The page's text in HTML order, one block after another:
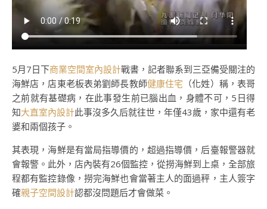
5月7日下商業空間室內設計戰書，記者聯系到三亞備受關注的
海鮮店，店東老板表弟劉師長教師健康住宅 （化姓）稱，表哥
之前就有基礎病，在此事發生前已腦出血，身體不可，5日得
知大直室內設計此事沒多久后就往世，年僅43歲，家中還有老
婆和兩個孩子。
其表現，海鮮是有當局指導價的，超過指導價，后臺報警器就
會報警。此外，店內裝有26個監控，從撈海鮮到上桌，全部旅
程都有監控錄像，撈完海鮮也會當著主人的面過秤，主人簽字
確親子空間設計認都沒問題后才會做菜。